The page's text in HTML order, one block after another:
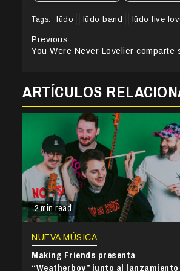
Tags: lüdo lüdo band lüdo live
Continue
Previous
You Were Never Lovelier comparte
ARTÍCULOS
2 min read
NUEVA MÚSICA
Making Friends presenta
“Weatherboy” junto al lanzamiento